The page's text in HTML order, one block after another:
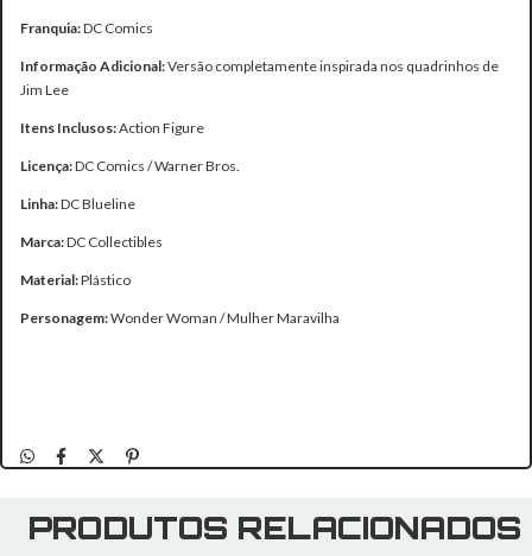
Franquia:DC Comics
Informação Adicional:Versão completamente inspirada nos quadrinhos de
Jim Lee
Itens Inclusos:Action Figure
Licença:DC Comics / Warner Bros.
Linha:DC Blueline
Marca:DC Collectibles
Material:Plástico
Personagem:Wonder Woman / Mulher Maravilha
PRODUTOS RELACIONADOS